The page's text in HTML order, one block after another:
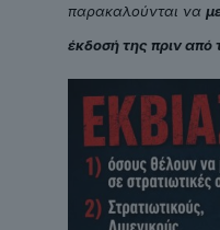
παρακαλούνται να
έκδοσή της πριν από